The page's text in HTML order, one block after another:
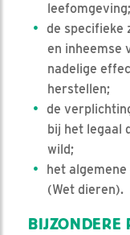
leefomgeving;
de specifieke
en inheemse
nadelige
herstellen;
de
bij het legaal
wild;
het
(Wet dieren).
BIJZONDERE